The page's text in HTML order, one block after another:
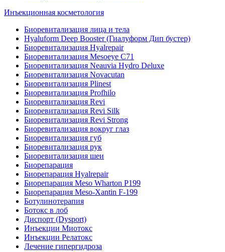
Инъекционная косметология
Биоревитализация лица и тела
Hyaluform Deep Booster (Гиалуформ Дип бустер)
Биоревитализация Hyalrepair
Биоревитализация Mesoeye C71
Биоревитализация Neauvia Hydro Deluxe
Биоревитализация Novacutan
Биоревитализация Plinest
Биоревитализация Profhilo
Биоревитализация Revi
Биоревитализация Revi Silk
Биоревитализация Revi Strong
Биоревитализация вокруг глаз
Биоревитализация губ
Биоревитализация рук
Биоревитализация шеи
Биорепарация
Биорепарация Hyalrepair
Биорепарация Meso Wharton P199
Биорепарация Meso-Xantin F-199
Ботулинотерапия
Ботокс в лоб
Диспорт (Dysport)
Инъекции Миотокс
Инъекции Релатокс
Лечение гипергидроза